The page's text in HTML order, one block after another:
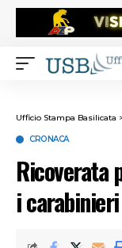
Ufficio Stampa Basilicata
CRONACA
Ricoverata
i